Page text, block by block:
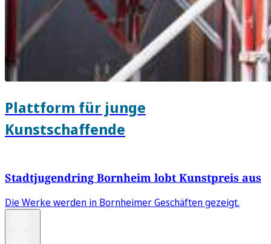
Plattform für junge
Kunstschaffende
Stadtjugendring Bornheim lobt Kunstpreis aus
Die Werke werden in Bornheimer Geschäften gezeigt.